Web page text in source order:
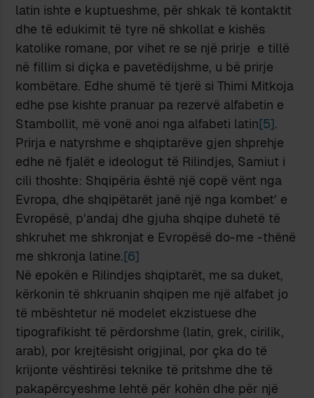
latin ishte e kuptueshme, për shkak të kontaktit
dhe të edukimit të tyre në shkollat e kishës
katolike romane, por vihet re se një prirje e tillë
në fillim si diçka e pavetëdijshme, u bë prirje
kombëtare. Edhe shumë të tjerë si Thimi Mitkoja
edhe pse kishte pranuar pa rezervë alfabetin e
Stambollit, më vonë anoi nga alfabeti latin[5].
Prirja e natyrshme e shqiptarëve gjen shprehje
edhe në fjalët e ideologut të Rilindjes, Samiut i
cili thoshte: Shqipëria është një copë vënt nga
Evropa, dhe shqipëtarët janë një nga kombet’ e
Evropësë, p’andaj dhe gjuha shqipe duhetë të
shkruhet me shkronjat e Evropësë do-me -thënë
me shkronja latine.[6]
Në epokën e Rilindjes shqiptarët, me sa duket,
kërkonin të shkruanin shqipen me një alfabet jo
të mbështetur në modelet ekzistuese dhe
tipografikisht të përdorshme (latin, grek, cirilik,
arab), por krejtësisht origjinal, por çka do të
krijonte vështirësi teknike të pritshme dhe të
pakapërcyeshme lehtë për kohën dhe për një